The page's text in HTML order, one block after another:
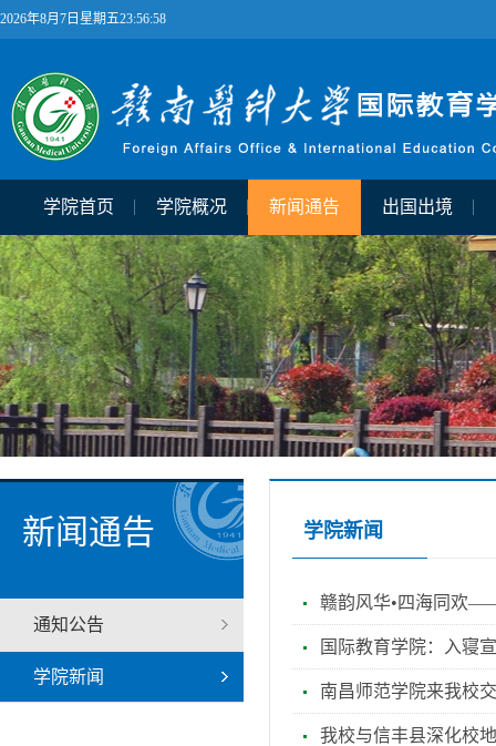
2026年8月7日星期五23:56:58
学院首页 学院概况 新闻通告 出国出境
新闻通告
通知公告
学院新闻
学院新闻
赣韵风华•四海同欢
国际教育学院：入寝
南昌师范学院来我校
我校与信丰县深化校